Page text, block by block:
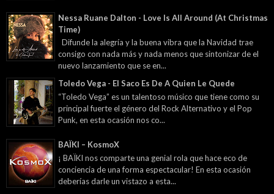
Nessa Ruane Dalton - Love Is All Around (At Christmas
Time)
Difunde la alegría y la buena vibra que la Navidad trae
consigo con nada más y nada menos que sintonizar de el
nuevo lanzamiento que se en...
Toledo Vega - El Saco Es De A Quien Le Quede
“Toledo Vega” es un talentoso músico que tiene como su
principal fuerte el género del Rock Alternativo y el Pop
Punk, en esta ocasión nos co...
BAÏKI – KosmoX
¡ BAÏKI nos comparte una genial rola que hace eco de
conciencia de una forma espectacular! En esta ocasión
deberías darle un vistazo a esta...